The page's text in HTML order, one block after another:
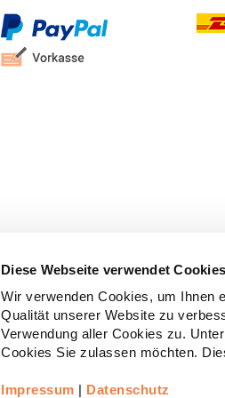
Diese Webseite verwendet Cookies
Wir verwenden Cookies, um Ihnen
Qualität unserer Website zu
Verwendung aller Cookies zu.
Cookies Sie zulassen möchten.
Impressum | Datenschutz
Réaumur 75002 Paris
sols@soloinvest.com